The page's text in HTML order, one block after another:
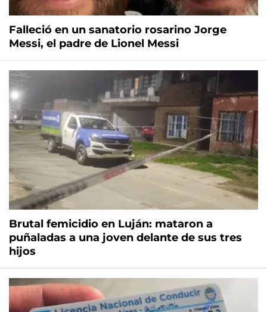
Falleció en un sanatorio rosarino Jorge
Messi, el padre de Lionel Messi
Brutal femicidio en Luján: mataron a
puñaladas a una joven delante de sus tres
hijos